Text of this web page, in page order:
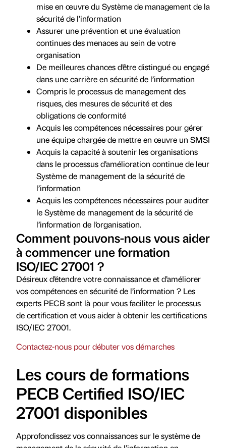
mise en œuvre du Système de management de la
sécurité de l’information
Assurer une prévention et une évaluation
continues des menaces au sein de votre
organisation
De meilleures chances d’être distingué ou engagé
dans une carrière en sécurité de l’information
Compris le processus de management des
risques, des mesures de sécurité et des
obligations de conformité
Acquis les compétences nécessaires pour gérer
une équipe chargée de mettre en œuvre un SMSI
Acquis la capacité à soutenir les organisations
dans le processus d’amélioration continue de leur
Système de management de la sécurité de
l’information
Acquis les compétences nécessaires pour auditer
le Système de management de la sécurité de
l’information de l’organisation.
Comment pouvons-nous vous aider
à commencer une formation
ISO/IEC 27001 ?
Désireux d’étendre votre connaissance et d’améliorer
vos compétences en sécurité de l’information ? Les
experts PECB sont là pour vous faciliter le processus
de certification et vous aider à obtenir les certifications
ISO/IEC 27001.
Contactez-nous pour débuter vos démarches
Les cours de formations
PECB Certified ISO/IEC
27001 disponibles
Approfondissez vos connaissances sur le système de